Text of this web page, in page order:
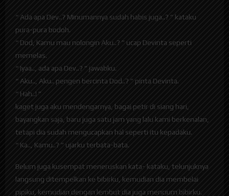
“ Ada apa Dev..? Minumannya sudah habis juga..? ” kataku
pura-pura bodoh.
“ Dod, Kamu mau nolongin Aku..? ” ucap Devinta seperti
memelas.
“ Iyaa.., ada apa Dev..? ” jawabku.
“ Aku.., Aku.. pengen bercinta Dod..? ” pinta Devinta.
“ Hah..! ”
kaget juga aku mendengarnya, bagai petir di siang hari,
bayangkan saja, baru juga satu jam yang lalu kami berkenalan,
tetapi dia sudah mengucapkan hal seperti itu kepadaku.
“ Ka.., Kamu..? ” ujarku terbata-bata.
Belum juga kusempat meneruskan kata- kataku, telunjuknya
langsung ditempelkan ke bibirku, kemudian dia membelai
pipiku, kemudian dengan lembut dia juga mencium bibirku.